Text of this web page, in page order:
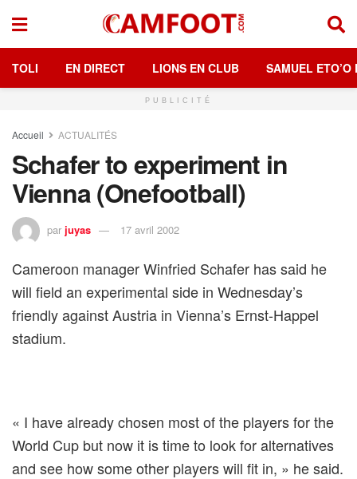
TOLI EN DIRECT LIONS EN CLUB SAMUEL ETO’O
PUBLICITÉ
Accueil ACTUALITÉS
Schafer to experiment in
Vienna (Onefootball)
par juyas 17 avril 2002
Cameroon manager Winfried Schafer has said he
will field an experimental side in Wednesday’s
friendly against Austria in Vienna’s Ernst-Happel
stadium.
« I have already chosen most of the players for the
World Cup but now it is time to look for alternatives
and see how some other players will fit in, » he said.